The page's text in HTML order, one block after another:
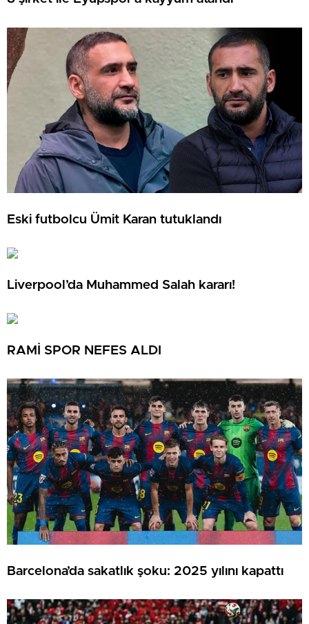
Eski futbolcu Ümit Karan tutuklandı
Liverpool’da Muhammed Salah kararı!
RAMİ SPOR NEFES ALDI
Barcelona’da sakatlık şoku: 2025 yılını kapattı